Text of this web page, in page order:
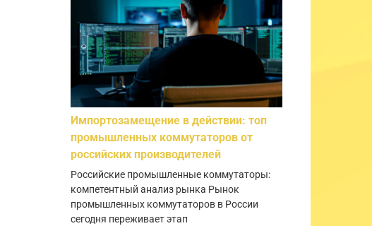
Импортозамещение в действии: топ
промышленных коммутаторов от
российских производителей
Российские промышленные коммутаторы:
компетентный анализ рынка Рынок
промышленных коммутаторов в России
сегодня переживает этап